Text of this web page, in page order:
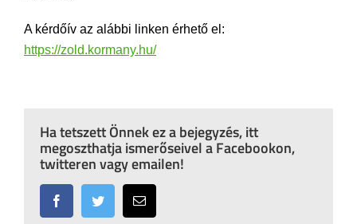
A kérdőív az alábbi linken érhető el:
https://zold.kormany.hu/
Ha tetszett Önnek ez a bejegyzés, itt
megoszthatja ismerőseivel a Facebookon,
twitteren vagy emailen!
FacebookTwitter Email: